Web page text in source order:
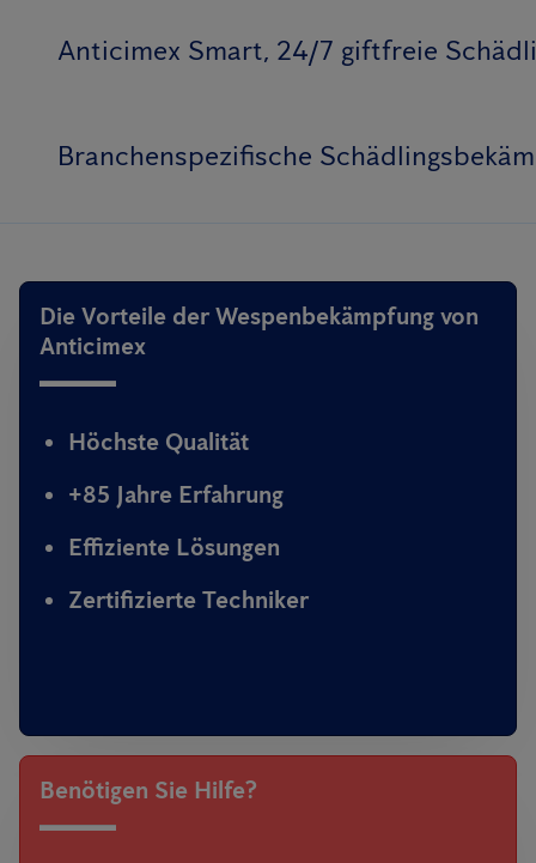
Anticimex Smart, 24/7 giftfreie
Branchenspezifische
Die Vorteile der Wespenbekämpfung von
Anticimex
Höchste Qualität
+85 Jahre Erfahrung
Effiziente Lösungen
Zertifizierte Techniker
Benötigen Sie Hilfe?